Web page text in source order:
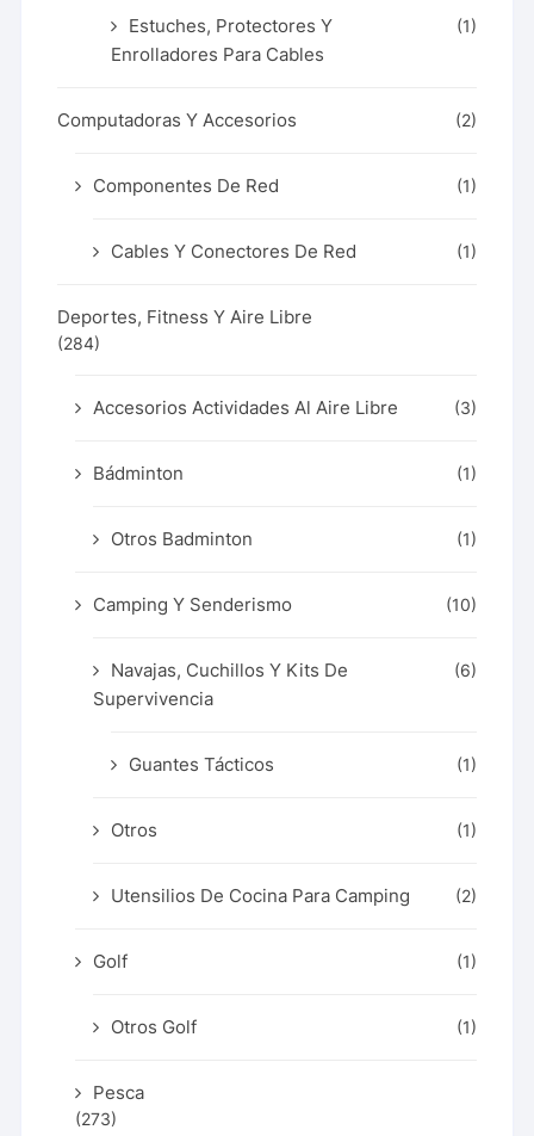
Estuches, Protectores Y
Enrolladores Para Cables
(1)
Computadoras Y Accesorios (2)
Componentes De Red (1)
Cables Y Conectores De Red (1)
Deportes, Fitness Y Aire Libre
(284)
Accesorios Actividades Al Aire Libre (3)
Bádminton (1)
Otros Badminton (1)
Camping Y Senderismo (10)
Navajas, Cuchillos Y Kits De
Supervivencia
(6)
Guantes Tácticos (1)
Otros (1)
Utensilios De Cocina Para Camping (2)
Golf (1)
Otros Golf (1)
Pesca
(273)